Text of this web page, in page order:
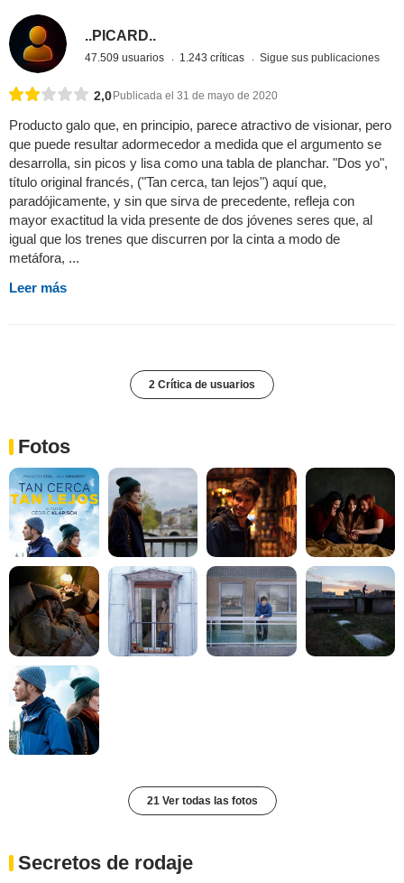
..PICARD..
47.509 usuarios 1.243 críticas Sigue sus publicaciones
2,0Publicada el 31 de mayo de 2020
Producto galo que, en principio, parece atractivo de visionar, pero
que puede resultar adormecedor a medida que el argumento se
desarrolla, sin picos y lisa como una tabla de planchar. "Dos yo",
título original francés, ("Tan cerca, tan lejos") aquí que,
paradójicamente, y sin que sirva de precedente, refleja con
mayor exactitud la vida presente de dos jóvenes seres que, al
igual que los trenes que discurren por la cinta a modo de
metáfora, ...
Leer más
2 Crítica de usuarios
Fotos
21 Ver todas las fotos
Secretos de rodaje